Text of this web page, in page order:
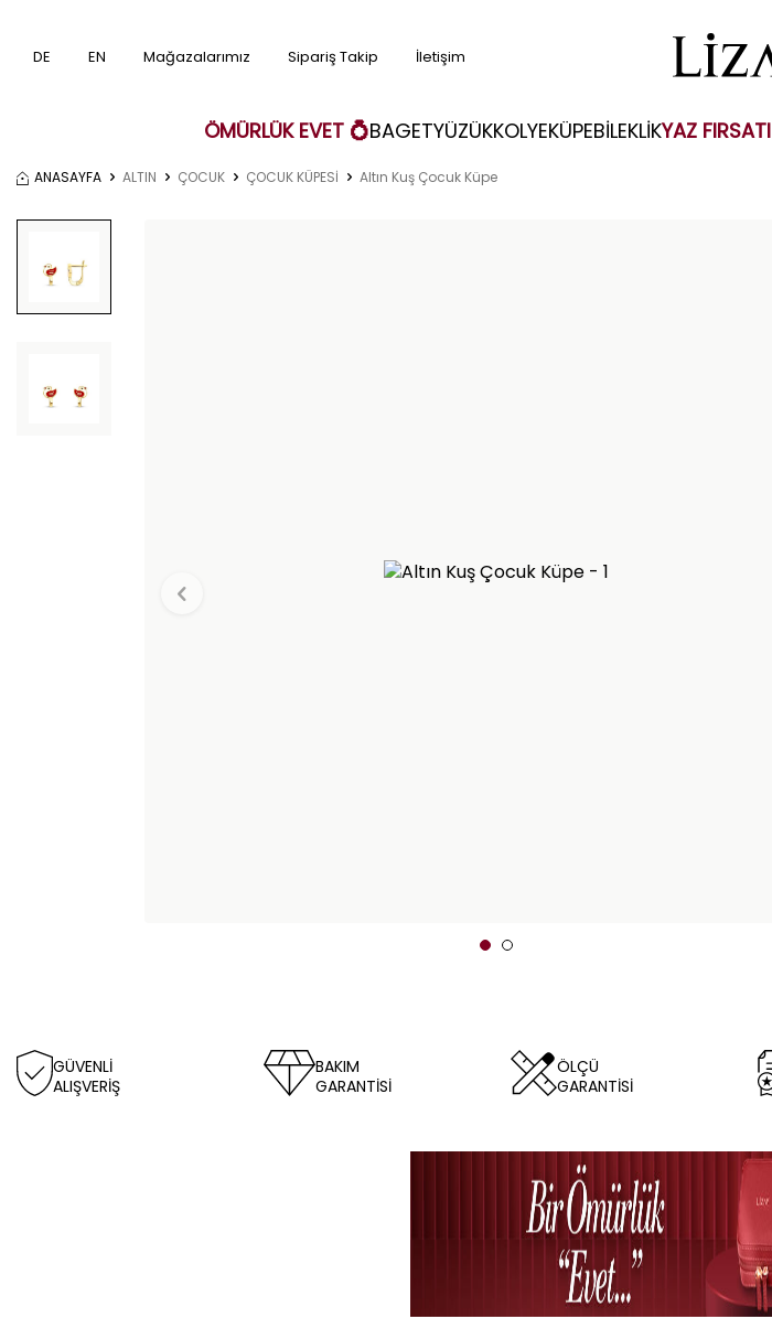
DE EN Mağazalarımız Sipariş Takip İletişim
ÖMÜRLÜK EVET 💍BAGETYÜZÜKKOLYEKÜPEBİLEKLİKYAZ
ANASAYFA ALTIN ÇOCUK ÇOCUK KÜPESİ Altın Kuş Çocuk Küpe
GÜVENLİ
ALIŞVERİŞ
BAKIM
GARANTİSİ
ÖLÇÜ
GARANTİSİ